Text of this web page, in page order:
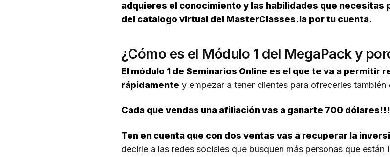
adquieres el conocimiento y las habilidades que necesitas
del catalogo virtual del MasterClasses.la por tu cuenta.
¿Cómo es el Módulo 1 del MegaPack y
El módulo 1 de Seminarios Online es el que te va a permitir
rápidamente y empezar a tener clientes para ofrecerles también
Cada que vendas una afiliación vas a ganarte 700 dólares!!!
Ten en cuenta que con dos ventas vas a recuperar la
decirle a las redes sociales que busquen más personas que están